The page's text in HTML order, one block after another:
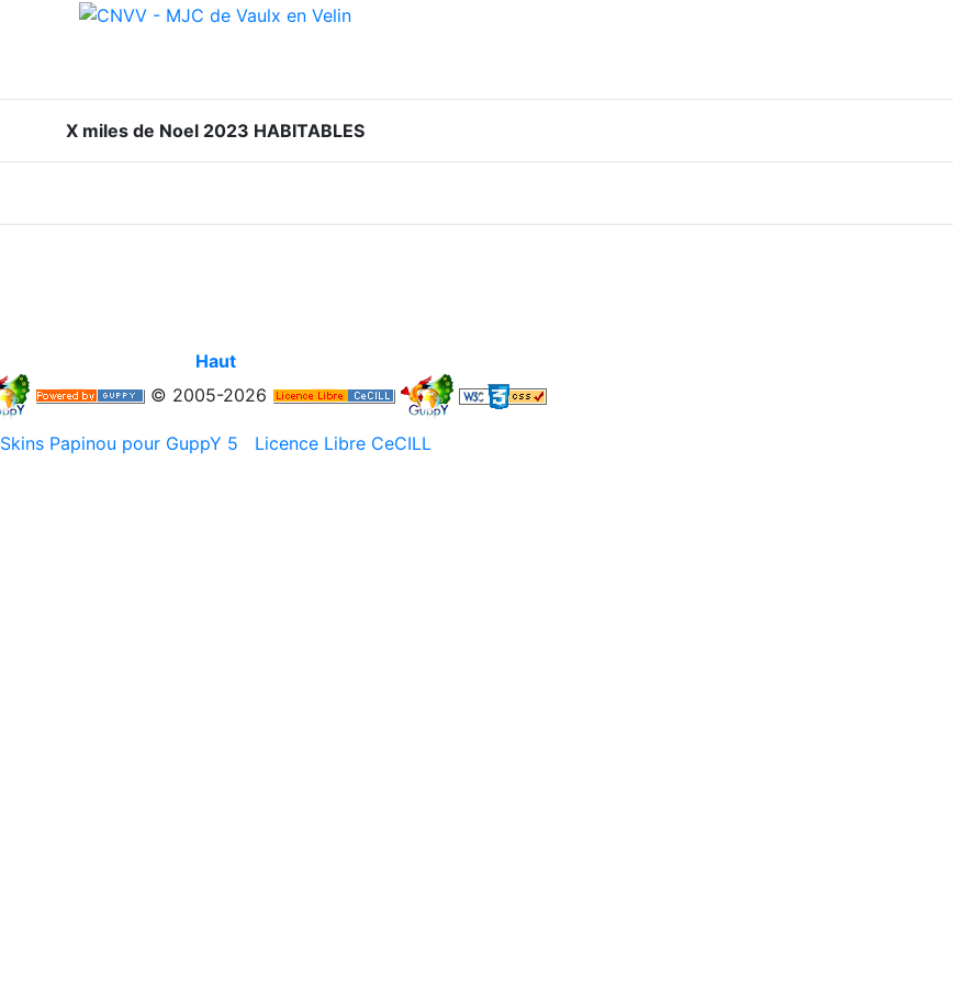
X miles de Noel 2023 HABITABLES
Haut
© 2005-2026
Skins Papinou pour GuppY 5 Licence Libre CeCILL